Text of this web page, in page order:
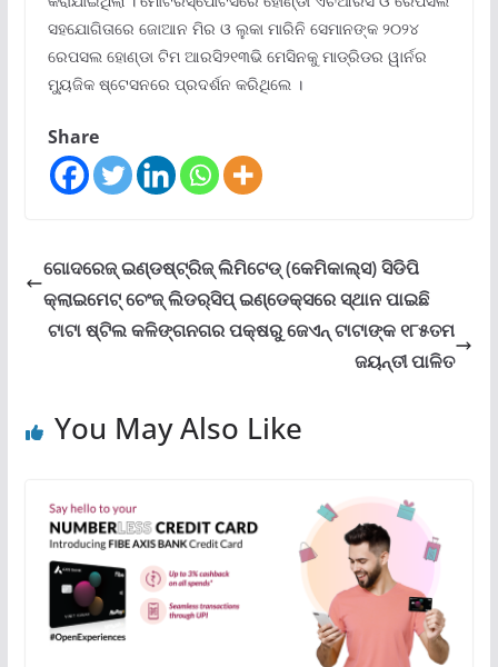
ସହଯୋଗିତାରେ ଜୋଆନ ମିର ଓ ଲୁକା ମାରିନି ସେମାନଙ୍କ ୨୦୨୪
ରେପସଲ ହୋଣ୍ଡା ଟିମ ଆରସି୨୧୩ଭି ମେସିନକୁ ମାଡ୍ରିଡର ୱାର୍ନର
ମ୍ୟୁଜିକ ଷ୍ଟେସନରେ ପ୍ରଦର୍ଶନ କରିଥିଲେ ।
Share
ଗୋଦରେଜ୍ ଇଣ୍ଡଷ୍ଟ୍ରିଜ୍ ଲିମିଟେଡ୍ (କେମିକାଲ୍ସ) ସିଡିପି
କ୍ଲାଇମେଟ୍ ଚେଂଜ୍ ଲିଡର୍‌ସିପ୍ ଇଣ୍ଡେକ୍ସରେ ସ୍ଥାନ ପାଇଛି
ଟାଟା ଷ୍ଟିଲ କଳିଙ୍ଗନଗର ପକ୍ଷରୁ ଜେଏନ୍ ଟାଟାଙ୍କ ୧୮୫ତମ
ଜୟନ୍ତୀ ପାଳିତ
You May Also Like